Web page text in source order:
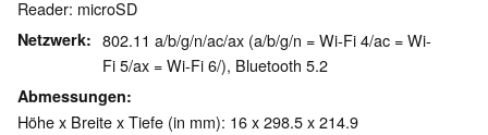
Reader: microSD
Netzwerk
802.11 a/b/g/n/ac/ax (a/b/g/n = Wi-Fi 4/ac = Wi-
Fi 5/ax = Wi-Fi 6/), Bluetooth 5.2
Abmessungen
Höhe x Breite x Tiefe (in mm): 16 x 298.5 x 214.9